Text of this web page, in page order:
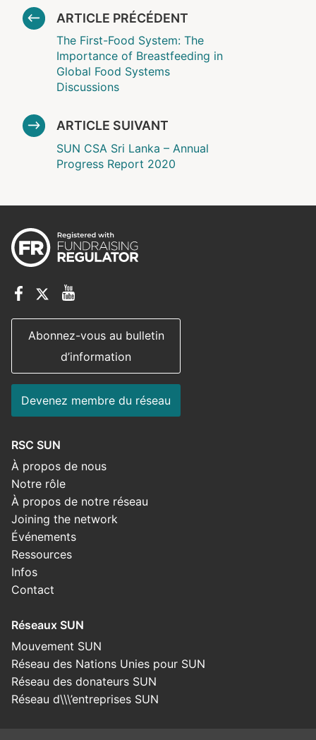
ARTICLE PRÉCÉDENT
The First-Food System: The
Importance of Breastfeeding in
Global Food Systems
Discussions
ARTICLE SUIVANT
SUN CSA Sri Lanka – Annual
Progress Report 2020
Abonnez-vous au bulletin
d’information
Devenez membre du réseau
RSC SUN
À propos de nous
Notre rôle
À propos de notre réseau
Joining the network
Événements
Ressources
Infos
Contact
Réseaux SUN
Mouvement SUN
Réseau des Nations Unies pour SUN
Réseau des donateurs SUN
Réseau d\\\’entreprises SUN